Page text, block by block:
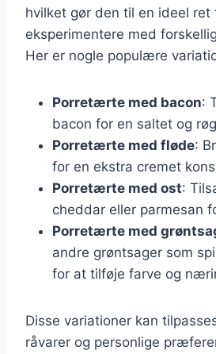
hvilket gør den til en ideel ret
eksperimentere med
Her er nogle populære
Porretærte med bacon:
bacon for en saltet og
Porretærte med fløde:
for en ekstra cremet
Porretærte med ost:
cheddar eller parmesan
Porretærte med
andre grøntsager som
for at tilføje farve og
Disse variationer kan
råvarer og personlige